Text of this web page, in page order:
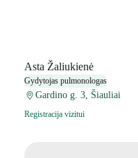
Asta Žaliukienė
Gydytojas pulmonologas
Gardino g. 3, Šiauliai
Registracija vizitui